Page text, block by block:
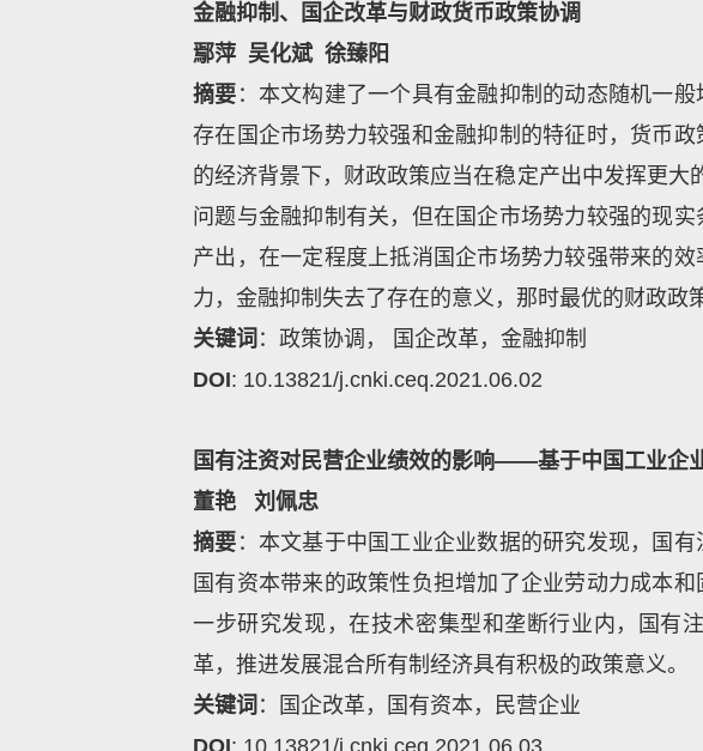
金融抑制、国企改革与财政货币政策协调
鄢萍 吴化斌 徐臻阳
摘要 ：本文构建了一个具有金融抑制的动态随机一
存在国企市场势力较强和金融抑制的特征时，货币
的经济背景下，财政政策应当在稳定产出中发挥更大
问题与金融抑制有关，但在国企市场势力较强的现
产出，在一定程度上抵消国企市场势力较强带来的
力，金融抑制失去了存在的意义，那时最优的财政政
关键词 ：政策协调， 国企改革，金融抑制
DOI: 10.13821/j.cnki.ceq.2021.06.02
国有注资对民营企业绩效的影响——基于中国工业企
董艳
刘佩忠
摘要 ：本文基于中国工业企业数据的研究发现，国
国有资本带来的政策性负担增加了企业劳动力成本
一步研究发现，在技术密集型和垄断行业内，国有
革，推进发展混合所有制经济具有积极的政策意义。
关键词 ：国企改革，国有资本，民营企业